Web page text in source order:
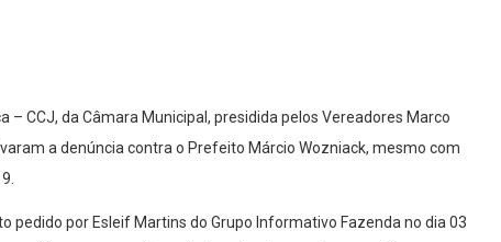
– CCJ, da Câmara Municipal, presidida pelos Vereadores Marco
a denúncia contra o Prefeito Márcio Wozniack, mesmo com
pedido por Esleif Martins do Grupo Informativo Fazenda no dia 03